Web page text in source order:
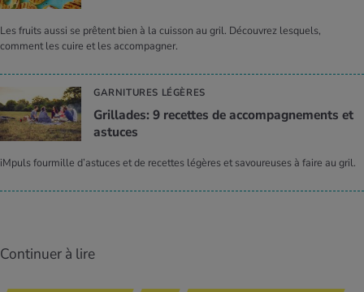
Les fruits aussi se prêtent bien à la cuisson au gril. Découvrez lesquels,
comment les cuire et les accompagner.
GARNITURES LÉGÈRES
Grillades: 9 recettes de accom­pa­gne­ments et
astuces
iMpuls fourmille d’astuces et de recettes légères et savoureuses à faire au gril.
Continuer à lire